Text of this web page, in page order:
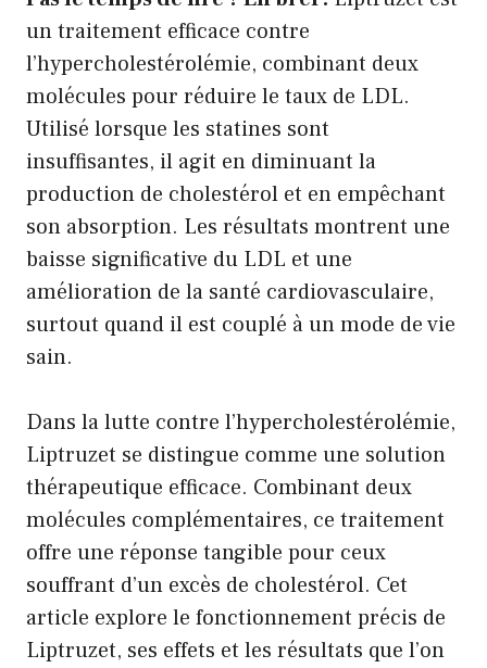
un traitement efficace contre
l’hypercholestérolémie, combinant deux
molécules pour réduire le taux de LDL.
Utilisé lorsque les statines sont
insuffisantes, il agit en diminuant la
production de cholestérol et en empêchant
son absorption. Les résultats montrent une
baisse significative du LDL et une
amélioration de la santé cardiovasculaire,
surtout quand il est couplé à un mode de vie
sain.
Dans la lutte contre l’hypercholestérolémie,
Liptruzet se distingue comme une solution
thérapeutique efficace. Combinant deux
molécules complémentaires, ce traitement
offre une réponse tangible pour ceux
souffrant d’un excès de cholestérol. Cet
article explore le fonctionnement précis de
Liptruzet, ses effets et les résultats que l’on